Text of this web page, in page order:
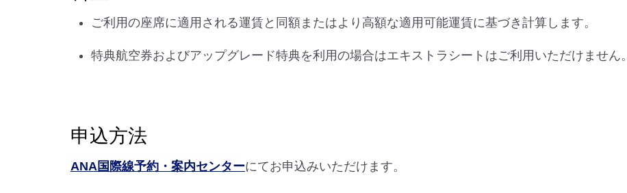
ご利用の座席に適用される運賃と同額またはより高額な適用可能運賃に基づき計算します。
特典航空券およびアップグレード特典を利用の場合はエキストラシートはご利用いただけません。
申込方法
ANA国際線予約・案内センターにてお申込みいただけます。